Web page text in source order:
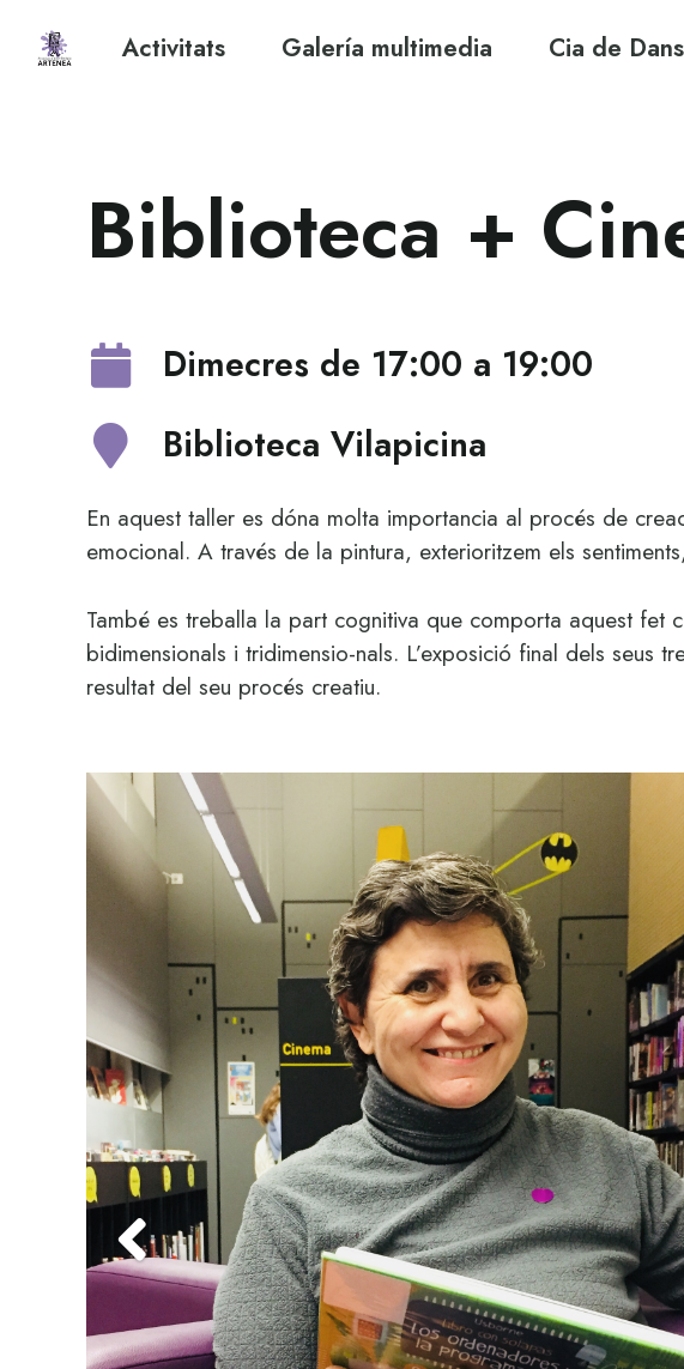
Activitats Galería multimedia Cia de
Biblioteca +
Dimecres de 17:00 a 19:00
Biblioteca Vilapicina
En aquest taller es dóna molta importancia al procés de
emocional. A través de la pintura, exterioritzem els
També es treballa la part cognitiva que comporta aquest fet
bidimensionals i tridimensio-nals. L’exposició final dels seus
resultat del seu procés creatiu.